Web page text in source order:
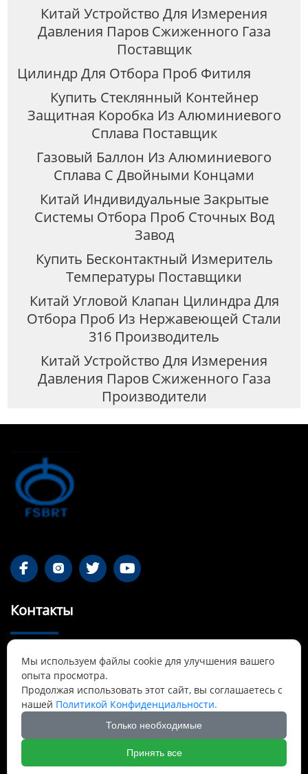
Китай Устройство Для Измерения
Давления Паров Сжиженного Газа
Поставщик
Цилиндр Для Отбора Проб Фитиля
Купить Стеклянный Контейнер
Защитная Коробка Из Алюминиевого
Сплава Поставщик
Газовый Баллон Из Алюминиевого
Сплава С Двойными Концами
Китай Индивидуальные Закрытые
Системы Отбора Проб Сточных Вод
Завод
Купить Бесконтактный Измеритель
Температуры Поставщики
Китай Угловой Клапан Цилиндра Для
Отбора Проб Из Нержавеющей Стали
316 Производитель
Китай Устройство Для Измерения
Давления Паров Сжиженного Газа
Производители
   
Контакты

55-1 Qianjin Road, район Синьфу, Фушунь,
Ляонин
 Cnbrtsummer@gmail.com
+8613841389007
Мы используем файлы cookie для улучшения вашего
опыта просмотра.
Продолжая использовать этот сайт, вы соглашаетесь с
нашей Политикой Конфиденциальности.
Только необходимые
Принять все